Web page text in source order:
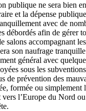
publique ne sera bien
et la dépense
avec de
débordés afin de gérer
salons accompagnant
son naufrage
général avec
sous les
de prévention des
formée ou simplement
vers l’Europe du Nord